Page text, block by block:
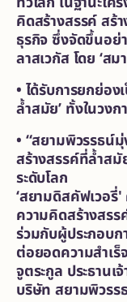
คิดสร้างสรรค์ สร้
ธุรกิจ ซึ่งจัดขึ้นอย่
ลาสเวกัส โดย ‘ส
• ได้รับการยกย่อ
ล้ำสมัย’ ทั้งในวง
• “สยามพิวรรธน์
สร้างสรรค์ที่ล้ำส
ระดับโลก
‘สยามดิสคัฟเวอรี่'
ความคิดสร้างสร
ร่วมกับผู้ประกอบ
ต่อยอดความสำเ
จูตระกูล ประธานเ
บริษัท สยามพิวรร